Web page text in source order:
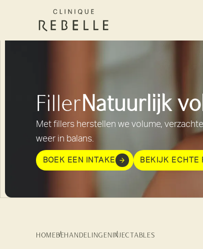
FillerNatuurlijk
Met fillers herstellen we volume,
weer in balans.
BOEK EEN INTAKE BEKIJK ECHTE
HOME BEHANDELINGEN INJECTABLES